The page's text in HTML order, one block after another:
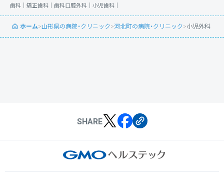
歯科｜ 矯正歯科｜ 歯科口腔外科｜ 小児歯科｜
ホーム>山形県の病院・クリニック>河北町の病院・クリニック>小児外科
SHARE